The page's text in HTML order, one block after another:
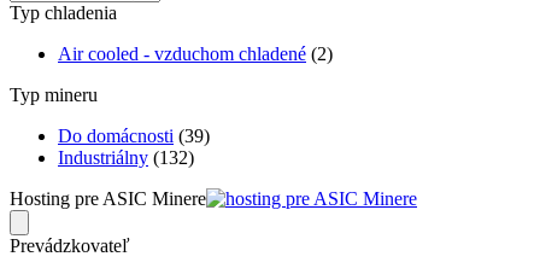
Typ chladenia
Air cooled - vzduchom chladené (2)
Typ mineru
Do domácnosti (39)
Industriálny (132)
Hosting pre ASIC Minere
Prevádzkovateľ